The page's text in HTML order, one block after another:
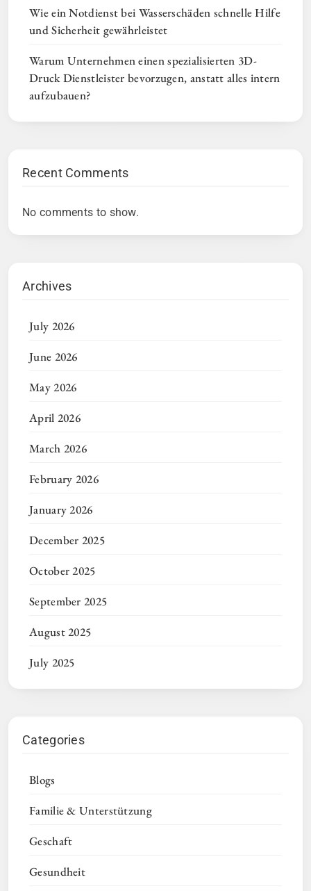
Wie ein Notdienst bei Wasserschäden schnelle Hilfe
und Sicherheit gewährleistet
Warum Unternehmen einen spezialisierten 3D-
Druck Dienstleister bevorzugen, anstatt alles intern
aufzubauen?
Recent Comments
No comments to show.
Archives
July 2026
June 2026
May 2026
April 2026
March 2026
February 2026
January 2026
December 2025
October 2025
September 2025
August 2025
July 2025
Categories
Blogs
Familie & Unterstützung
Geschaft
Gesundheit